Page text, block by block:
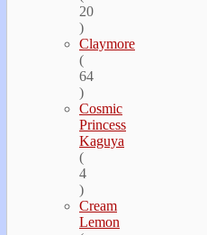
20
)
Claymore
(
64
)
Cosmic
Princess
Kaguya
(
4
)
Cream
Lemon